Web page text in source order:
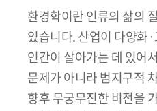
환경학이란 인류의 삶의
있습니다. 산업이 다양화
인간이 살아가는 데 있어
문제가 아니라 범지구적
향후 무궁무진한 비전을